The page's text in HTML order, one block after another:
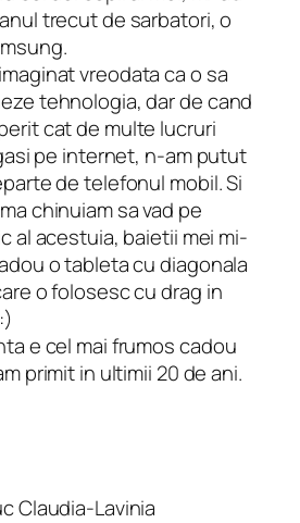
trecut de sarbatori, o
vreodata ca o sa
tehnologia, dar de cand
cat de multe lucruri
pe internet, n-am putut
de telefonul mobil. Si
chinuiam sa vad pe
al acestuia, baietii mei mi-
o tableta cu diagonala
o folosesc cu drag in
e cel mai frumos cadou
primit in ultimii 20 de ani.
Claudia-Lavinia